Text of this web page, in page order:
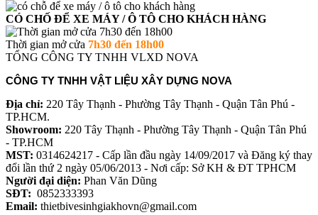
CÓ CHỐ ĐỂ XE MÁY / Ô TÔ CHO KHÁCH HÀNG
Thời gian mở cửa 7h30 đến 18h00
TỔNG CÔNG TY TNHH VLXD NOVA
CÔNG TY TNHH VẬT LIỆU XÂY DỰNG NOVA
Địa chỉ: 220 Tây Thạnh - Phường Tây Thạnh - Quận Tân Phú -
TP.HCM.
Showroom: 220 Tây Thạnh - Phường Tây Thạnh - Quận Tân Phú
- TP.HCM
MST: 0314624217 - Cấp lần đầu ngày 14/09/2017 và Đăng ký thay
đổi lần thứ 2 ngày 05/06/2013 - Nơi cấp: Sở KH & ĐT TPHCM
Người đại diện: Phan Văn Dũng
SĐT: 0852333393
Email: thietbivesinhgiakhovn@gmail.com